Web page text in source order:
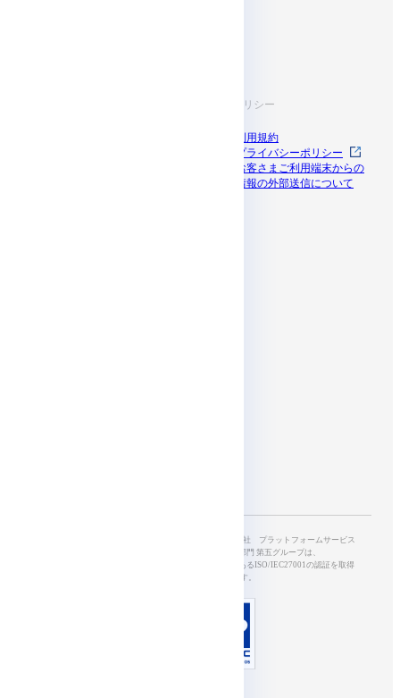
規約・ポリシー
利用規約
プライバシーポリシー
お客さまご利用端末からの
情報の外部送信について
SkyWayを開発・運営する、NTTドコモビジネス株式会社 プラットフォームサービス
本部5G&IoTサービス部 開発オペレーション部門 第五グループは、
情報セキュリティマネジメントシステムの国際規格であるISO/IEC27001の認証を取得
し、適切に管理されています。